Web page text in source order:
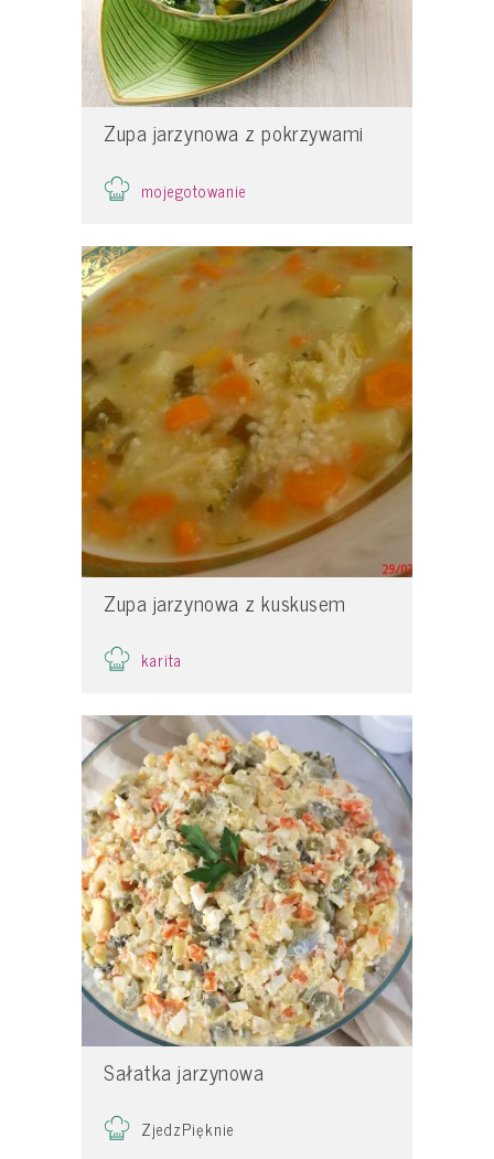
Zupa jarzynowa z pokrzywami
mojegotowanie
Zupa jarzynowa z kuskusem
karita
Sałatka jarzynowa
ZjedzPięknie